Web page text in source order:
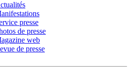
presse
de presse
web
de presse